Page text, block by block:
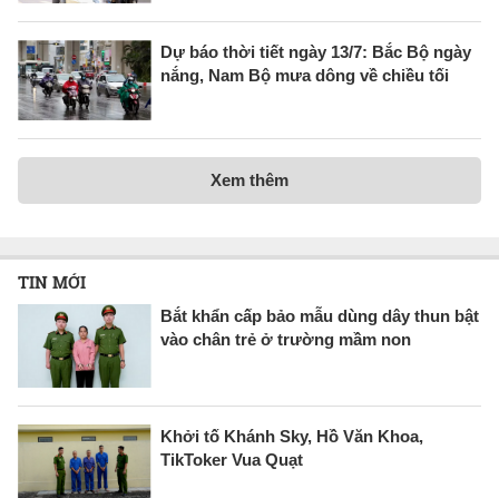
Dự báo thời tiết ngày 13/7: Bắc Bộ ngày
nắng, Nam Bộ mưa dông về chiều tối
Xem thêm
TIN MỚI
Bắt khẩn cấp bảo mẫu dùng dây thun bật
vào chân trẻ ở trường mầm non
Khởi tố Khánh Sky, Hồ Văn Khoa,
TikToker Vua Quạt